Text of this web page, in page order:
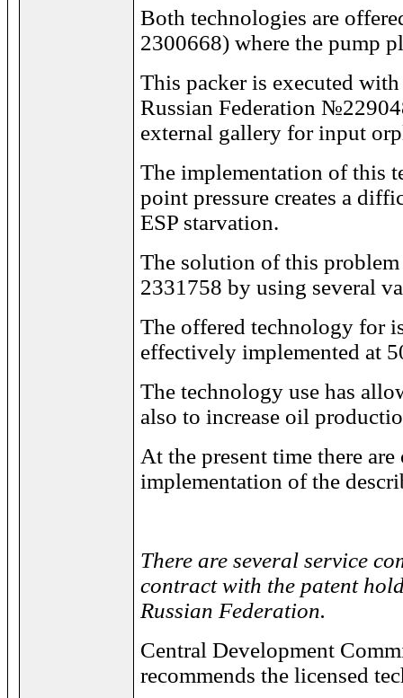
Both technologies are
2300668) where the pump
This packer is executed
Russian Federation
external gallery for input
The implementation of this
point pressure creates a
ESP starvation.
The solution of this
2331758 by using several
The offered technology for
effectively implemented at
The technology use has
also to increase oil
At the present time there
implementation of the
There are several service
contract with the patent
Russian Federation.
Central Development
recommends the licensed